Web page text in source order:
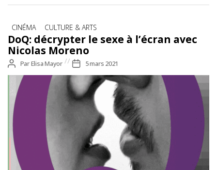
Catégories
CINÉMA CULTURE & ARTS
DoQ: décrypter le sexe à l’écran avec
Nicolas Moreno
Auteur
de
l’article
ParElisa Mayor
Date
de
l’article
5 mars 2021